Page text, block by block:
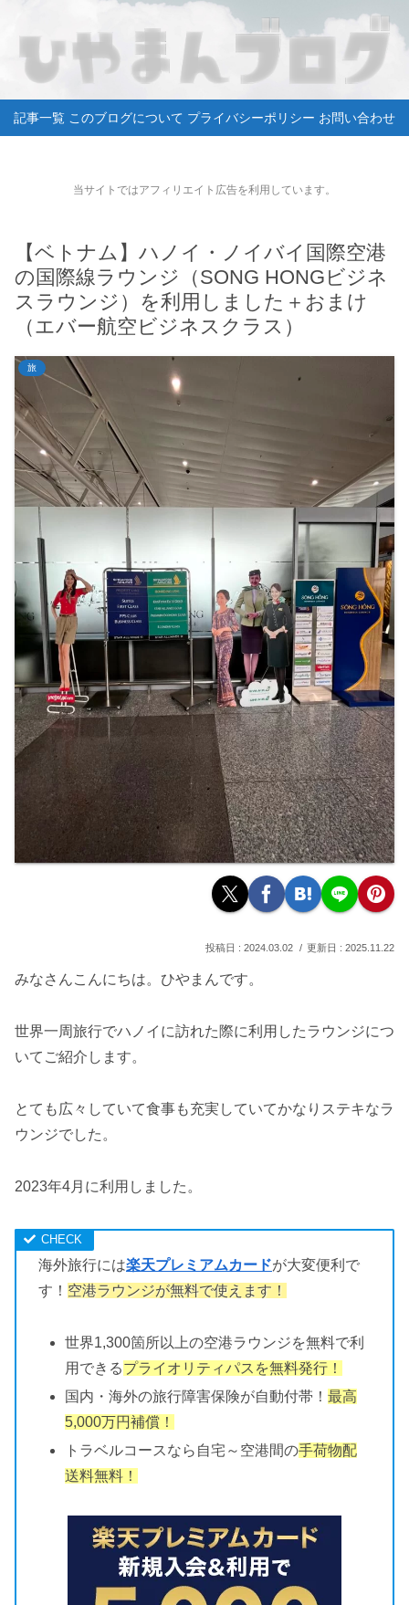
記事一覧 このブログについて プライバシーポリシー お問い合わせ
当サイトではアフィリエイト広告を利用しています。
【ベトナム】ハノイ・ノイバイ国際空港
の国際線ラウンジ（SONG HONGビジネ
スラウンジ）を利用しました＋おまけ
（エバー航空ビジネスクラス）
旅
2024.03.02 2025.11.22
みなさんこんにちは。ひやまんです。
世界一周旅行でハノイに訪れた際に利用したラウンジにつ
いてご紹介します。
とても広々していて食事も充実していてかなりステキなラ
ウンジでした。
2023年4月に利用しました。
海外旅行には楽天プレミアムカードが大変便利で
す！ 空港ラウンジが無料で使えます！
世界1,300箇所以上の空港ラウンジを無料で利
用できるプライオリティパスを無料発行！
国内・海外の旅行障害保険が自動付帯！最高
5,000万円補償！
トラベルコースなら自宅～空港間の手荷物配
送料無料！